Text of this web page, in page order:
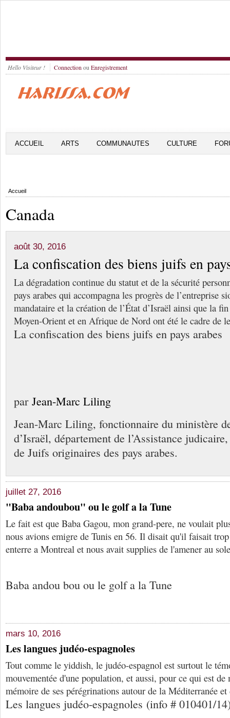
Hello Visiteur ! Connection ou Enregistrement
ACCUEIL ARTS COMMUNAUTES CULTURE
Accueil
Canada
août 30, 2016
La confiscation des biens juifs en
La dégradation continue du statut et de la sécurité
pays arabes qui accompagna les progrès de l’entreprise
mandataire et la création de l’État d’Israël ainsi que la
Moyen-Orient et en Afrique de Nord ont été le cadre de
La confiscation des biens juifs en pays arabes
par Jean-Marc Liling
Jean-Marc Liling, fonctionnaire du ministère
d’Israël, département de l’Assistance
de Juifs originaires des pays arabes.
juillet 27, 2016
"Baba andoubou" ou le golf a la Tune
Le fait est que Baba Gagou, mon grand-pere, ne voulait
nous avions emigre de Tunis en 56. Il disait qu'il faisait
enterre a Montreal et nous avait supplies de l'amener au
Baba andou bou ou le golf a la Tune
mars 10, 2016
Les langues judéo-espagnoles
Tout comme le yiddish, le judéo-espagnol est surtout le
mouvementée d'une population, et aussi, pour ce qui est de
mémoire de ses pérégrinations autour de la Méditerranée
Les langues judéo-espagnoles (info # 010401/